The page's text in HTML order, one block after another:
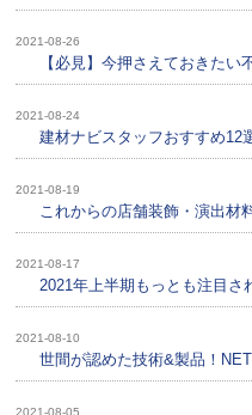
2021-08-26
【必見】今押さえておきたい
2021-08-24
建材ナビスタッフおすすめ12
2021-08-19
これからの店舗装飾・演出材
2021-08-17
2021年上半期もっとも注目さ
2021-08-10
世間が認めた技術&製品！
2021-08-05